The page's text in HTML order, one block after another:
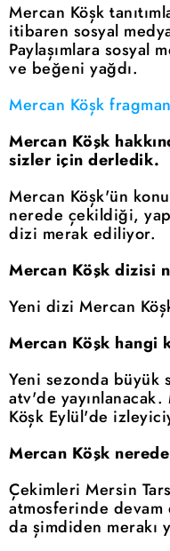
Mercan Köşk
itibaren sosyal
Paylaşımlara sosyal
ve beğeni yağdı.
Mercan Köşk
Mercan Köşk
sizler için derledik.
Mercan Köşk'ün
nerede çekildiği,
dizi merak ediliyor.
Mercan Köşk dizisi
Yeni dizi Mercan
Mercan Köşk hangi
Yeni sezonda
atv'de
Köşk Eylül'de
Mercan Köşk
Çekimleri Mersin
atmosferinde devam
da şimdiden merakı